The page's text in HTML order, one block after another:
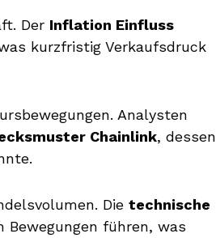
Der Inflation Einfluss
kurzfristig Verkaufsdruck
Analysten
Chainlink, dessen
Die technische
führen, was